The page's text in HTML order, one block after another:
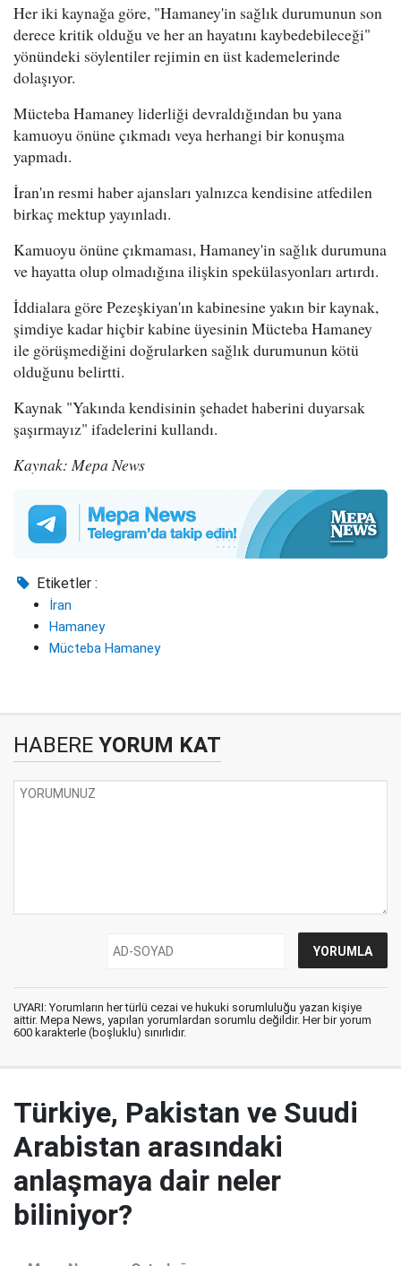
Her iki kaynağa göre, "Hamaney'in sağlık durumunun son
derece kritik olduğu ve her an hayatını kaybedebileceği"
yönündeki söylentiler rejimin en üst kademelerinde
dolaşıyor.
Mücteba Hamaney liderliği devraldığından bu yana
kamuoyu önüne çıkmadı veya herhangi bir konuşma
yapmadı.
İran'ın resmi haber ajansları yalnızca kendisine atfedilen
birkaç mektup yayınladı.
Kamuoyu önüne çıkmaması, Hamaney'in sağlık durumuna
ve hayatta olup olmadığına ilişkin spekülasyonları artırdı.
İddialara göre Pezeşkiyan'ın kabinesine yakın bir kaynak,
şimdiye kadar hiçbir kabine üyesinin Mücteba Hamaney
ile görüşmediğini doğrularken sağlık durumunun kötü
olduğunu belirtti.
Kaynak "Yakında kendisinin şehadet haberini duyarsak
şaşırmayız" ifadelerini kullandı.
Kaynak: Mepa News
Etiketler :
İran
Hamaney
Mücteba Hamaney
HABERE YORUM KAT
UYARI: Yorumların her türlü cezai ve hukuki sorumluluğu yazan kişiye
aittir. Mepa News, yapılan yorumlardan sorumlu değildir. Her bir yorum
600 karakterle (boşluklu) sınırlıdır.
Türkiye, Pakistan ve Suudi
Arabistan arasındaki
anlaşmaya dair neler
biliniyor?